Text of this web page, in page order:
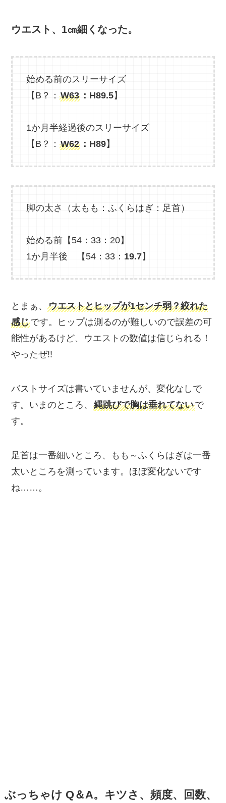
ウエスト、1㎝細くなった。
始める前のスリーサイズ
【B？：W63 ：H89.5】
1か月半経過後のスリーサイズ
【B？：W62 ：H89】
脚の太さ（太もも：ふくらはぎ：足首）
始める前【54：33：20】
1か月半後 【54：33： 19.7】
とまぁ、ウエストとヒップが1センチ弱？絞れた
感じです。ヒップは測るのが難しいので誤差の可
能性があるけど、ウエストの数値は信じられる！
やったぜ!!
バストサイズは書いていませんが、変化なしで
す。いまのところ、縄跳びで胸は垂れてないで
す。
足首は一番細いところ、もも～ふくらはぎは一番
太いところを測っています。ほぼ変化ないです
ね……。
ぶっちゃけ Q＆A。キツさ、頻度、回数、